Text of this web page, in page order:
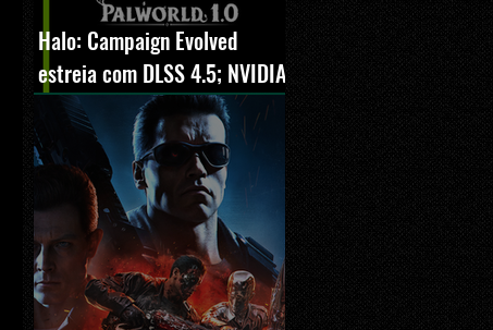
Halo: Campaign Evolved
estreia com DLSS 4.5; NVIDIA
lança novo GeForce Game
Ready Driver para grandes
lançamentos